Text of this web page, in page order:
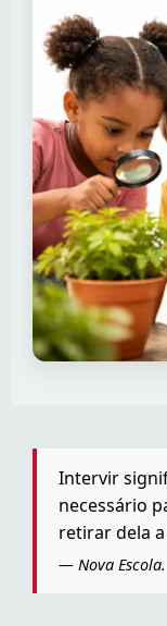
Intervir
necessário
retirar dela
— Nova Escola.